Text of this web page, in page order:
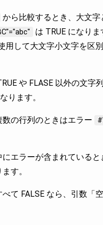
から比較するとき、大文字
は TRUE になりま
用して大文字小文字を区
や FLASE 以外の文字
ります。
の行列のときはエラー
エラーが含まれていると
す。
て FALSE なら、引数「空